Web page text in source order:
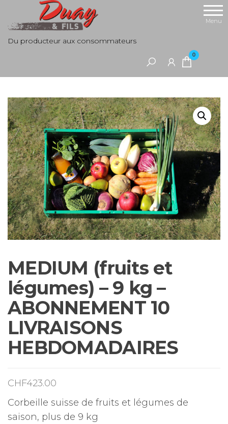
Du producteur aux consommateurs
0
Menu
MEDIUM (fruits et
légumes) – 9 kg –
ABONNEMENT 10
LIVRAISONS
HEBDOMADAIRES
CHF423.00
Corbeille suisse de fruits et légumes de
saison, plus de 9 kg